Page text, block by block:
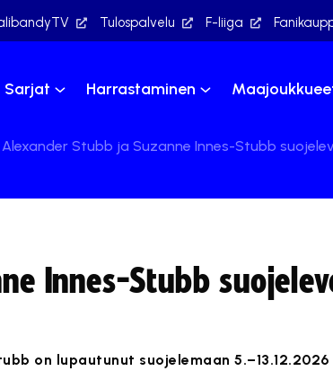
Tulospalvelu F-liiga
Sarjat Harrastaminen
Alexander Stubb ja Suzanne Innes-Stubb
Innes-Stubb
on lupautunut suojelemaan